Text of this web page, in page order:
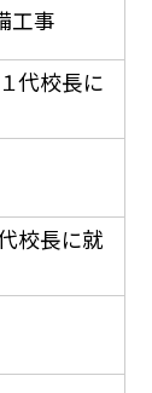
工事
代校長に
校長に就